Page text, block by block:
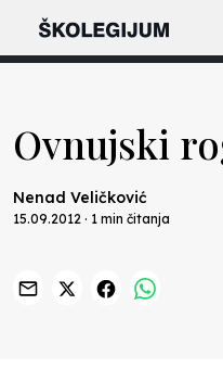
Ovnujski
Nenad Veličković
15.09.2012 · 1 min čitanja